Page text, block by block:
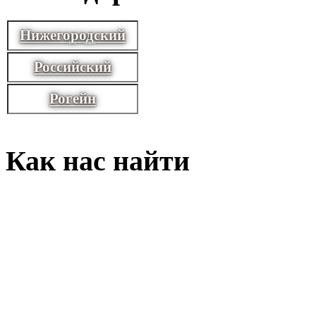
Нижегородский
Российский
Рогейн
Как нас найти